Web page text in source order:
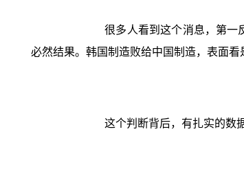
很多人看到这个消息，第一
必然结果。韩国制造败给中国制造，表面
这个判断背后，有扎实的数